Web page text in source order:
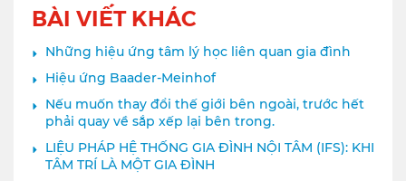
BÀI VIẾT KHÁC
Những hiệu ứng tâm lý học liên quan gia đình
Hiệu ứng Baader-Meinhof
Nếu muốn thay đổi thế giới bên ngoài, trước hết
phải quay về sắp xếp lại bên trong.
LIỆU PHÁP HỆ THỐNG GIA ĐÌNH NỘI TÂM (IFS): KHI
TÂM TRÍ LÀ MỘT GIA ĐÌNH